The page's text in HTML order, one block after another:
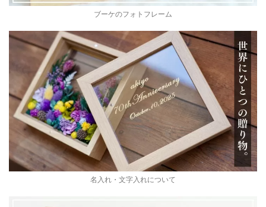
ブーケのフォトフレーム
名入れ・文字入れについて